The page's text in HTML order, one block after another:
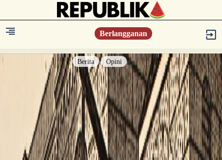
Berlangganan
Berita Opini
Berita
Islam Digest
Hikmah